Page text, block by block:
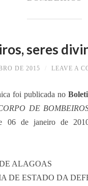
seres
DE 2015 LEAVE A
foi publicada no
DE
06 de janeiro de
ALAGOAS
DE ESTADO DA